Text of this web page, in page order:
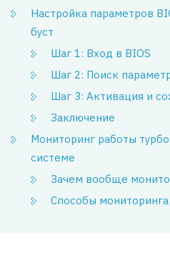
Настройка параметров
буст
Шаг 1: Вход в BIOS
Шаг 2: Поиск
Шаг 3: Активация и
Заключение
Мониторинг работы
системе
Зачем вообще
Способы мониторинга